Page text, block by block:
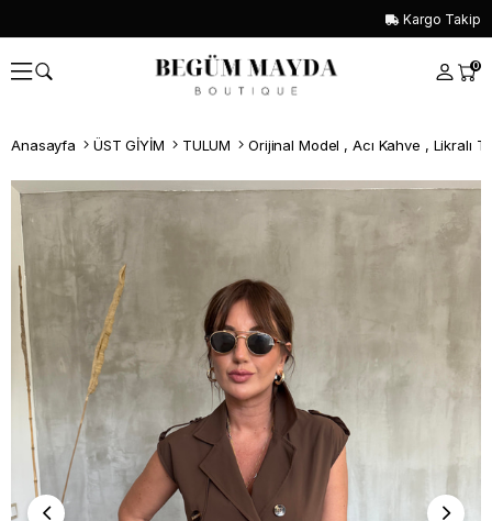
Kargo Takip
0
Anasayfa ÜST GİYİM TULUM
Whatsapp İle Sipariş ver